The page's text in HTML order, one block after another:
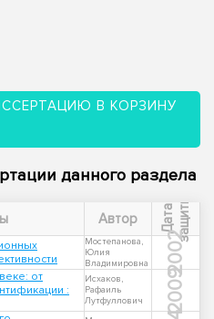
В КОРЗИНУ
данного раздела
Автор Д
а
т
а
з
а
щ
и
ты
Мостепанова,
Юлия
Владимировна
2002
от
:
Исхаков,
Рафаиль
Лутфуллович
2009